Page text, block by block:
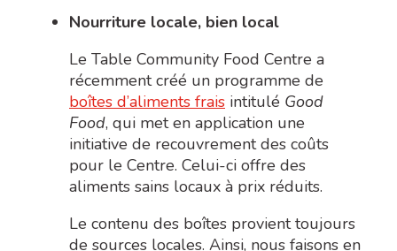
Nourriture locale, bien local
Le Table Community Food Centre a
récemment créé un programme de
boîtes d’aliments frais intitulé Good
Food, qui met en application une
initiative de recouvrement des coûts
pour le Centre. Celui-ci offre des
aliments sains locaux à prix réduits.
Le contenu des boîtes provient toujours
de sources locales. Ainsi, nous faisons en